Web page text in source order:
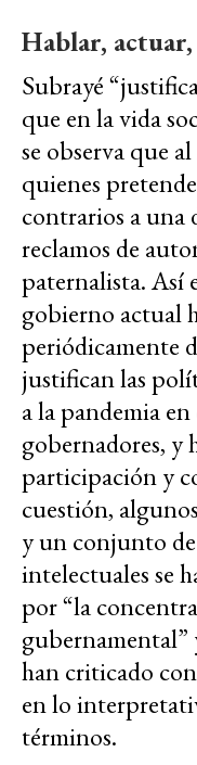
Hablar,
Subrayé
que en la vida
se observa que
quienes
contrarios a una
reclamos de
paternalista. Así
gobierno actual
periódicamente
justifican las
a la pandemia
gobernadores, y
participación y
cuestión,
y un conjunto
intelectuales se
por “la
gubernamental”
han criticado
en lo
términos.